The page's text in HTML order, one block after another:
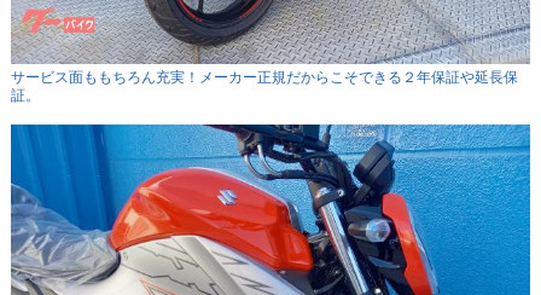
サービス面ももちろん充実！メーカー正規だからこそできる２年保証や延長保
証。